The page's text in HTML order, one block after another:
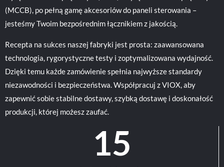
(MCCB), po pełną gamę akcesoriów do paneli sterowania –
jesteśmy Twoim bezpośrednim łącznikiem z jakością.
Recepta na sukces naszej fabryki jest prosta: zaawansowana
technologia, rygorystyczne testy i zoptymalizowana wydajność.
Dzięki temu każde zamówienie spełnia najwyższe standardy
niezawodności i bezpieczeństwa. Współpracuj z VIOX, aby
zapewnić sobie stabilne dostawy, szybką dostawę i doskonałość
produkcji, której możesz zaufać.
15